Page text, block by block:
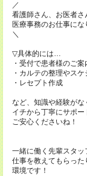
／
看護師さん、お医者さ
医療事務のお仕事にな
＼
▽具体的には…
・受付で患者様のご
・カルテの整理やス
・レセプト作成
など、知識や経験がな
イチから丁寧にサポー
ご安心くださいね！
一緒に働く先輩スタッ
仕事を教えてもらっ
環境です！